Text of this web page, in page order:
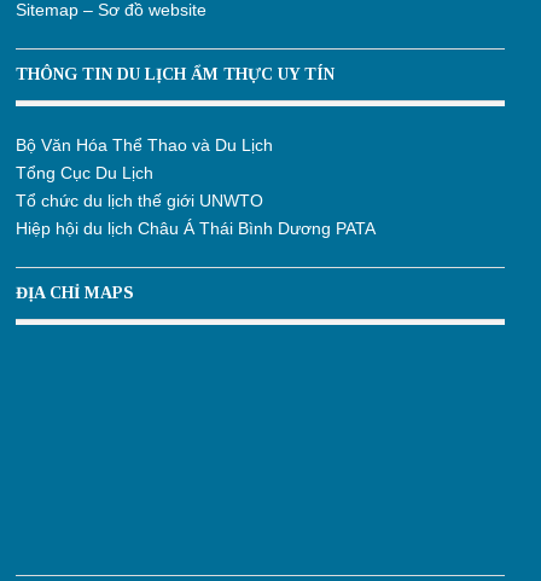
Sitemap – Sơ đồ website
THÔNG TIN DU LỊCH ẨM THỰC UY TÍN
Bộ Văn Hóa Thể Thao và Du Lịch
Tổng Cục Du Lịch
Tổ chức du lịch thế giới UNWTO
Hiệp hội du lịch Châu Á Thái Bình Dương PATA
ĐỊA CHỈ MAPS